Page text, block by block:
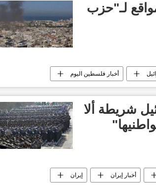
لـ"حزب
أخبار فلسطين اليوم
العالم العربي
شريطة ألا
أخبار إيران إيران